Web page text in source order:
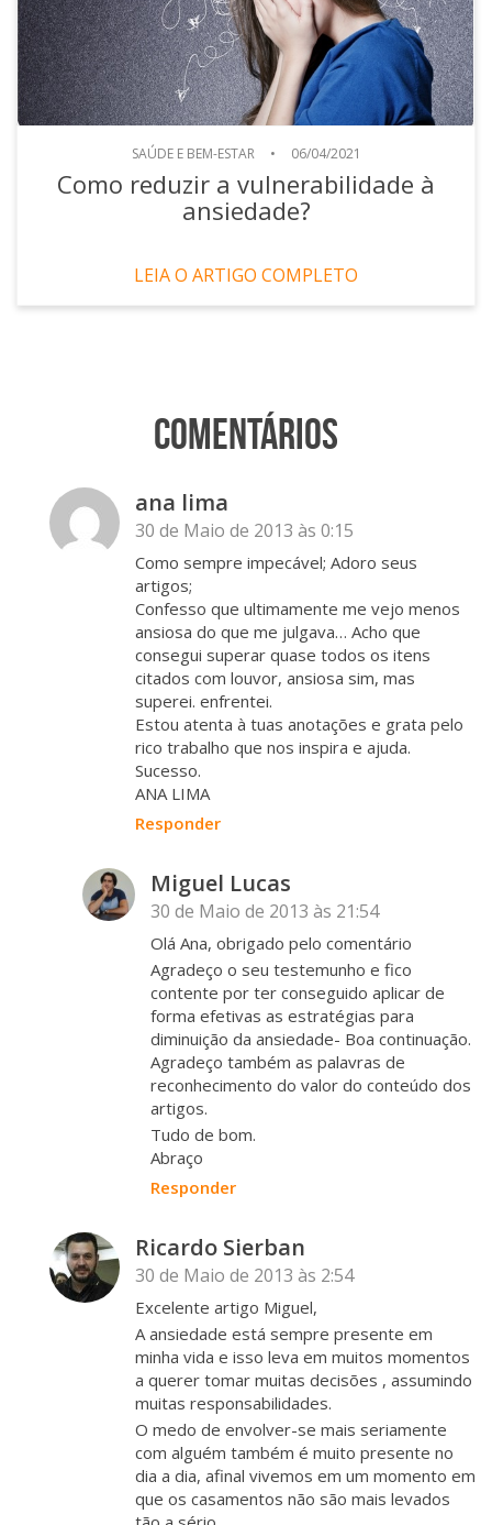
SAÚDE E BEM-ESTAR • 06/04/2021
Como reduzir a vulnerabilidade à
ansiedade?
LEIA O ARTIGO COMPLETO
Comentários
ana lima
30 de Maio de 2013 às 0:15
Como sempre impecável; Adoro seus
artigos;
Confesso que ultimamente me vejo menos
ansiosa do que me julgava… Acho que
consegui superar quase todos os itens
citados com louvor, ansiosa sim, mas
superei. enfrentei.
Estou atenta à tuas anotações e grata pelo
rico trabalho que nos inspira e ajuda.
Sucesso.
ANA LIMA
Responder
Miguel Lucas
30 de Maio de 2013 às 21:54
Olá Ana, obrigado pelo comentário
Agradeço o seu testemunho e fico
contente por ter conseguido aplicar de
forma efetivas as estratégias para
diminuição da ansiedade- Boa continuação.
Agradeço também as palavras de
reconhecimento do valor do conteúdo dos
artigos.
Tudo de bom.
Abraço
Responder
Ricardo Sierban
30 de Maio de 2013 às 2:54
Excelente artigo Miguel,
A ansiedade está sempre presente em
minha vida e isso leva em muitos momentos
a querer tomar muitas decisões , assumindo
muitas responsabilidades.
O medo de envolver-se mais seriamente
com alguém também é muito presente no
dia a dia, afinal vivemos em um momento em
que os casamentos não são mais levados